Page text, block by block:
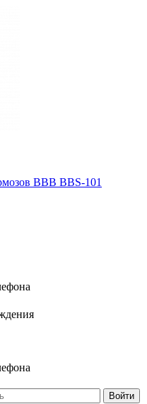
BBB BBS-101